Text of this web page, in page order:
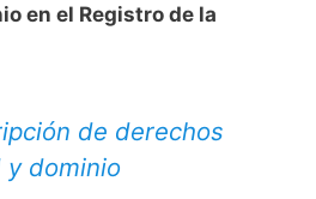
en el Registro de la
de derechos
dominio